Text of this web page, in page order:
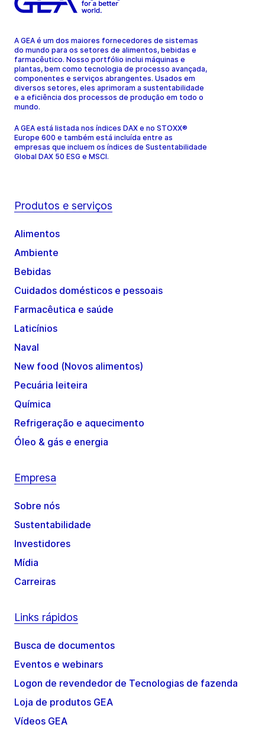
A GEA é um dos maiores fornecedores de sistemas
do mundo para os setores de alimentos, bebidas e
farmacêutico. Nosso portfólio inclui máquinas e
plantas, bem como tecnologia de processo avançada,
componentes e serviços abrangentes. Usados em
diversos setores, eles aprimoram a sustentabilidade
e a eficiência dos processos de produção em todo o
mundo.
A GEA está listada nos índices DAX e no STOXX®
Europe 600 e também está incluída entre as
empresas que incluem os índices de Sustentabilidade
Global DAX 50 ESG e MSCI.
Produtos e serviços
Alimentos
Ambiente
Bebidas
Cuidados domésticos e pessoais
Farmacêutica e saúde
Laticínios
Naval
New food (Novos alimentos)
Pecuária leiteira
Química
Refrigeração e aquecimento
Óleo & gás e energia
Empresa
Sobre nós
Sustentabilidade
Investidores
Mídia
Carreiras
Links rápidos
Busca de documentos
Eventos e webinars
Logon de revendedor de Tecnologias de fazenda
Loja de produtos GEA
Vídeos GEA